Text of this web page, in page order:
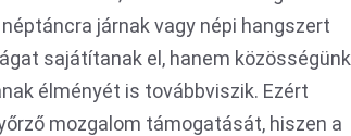
járnak vagy népi hangszert
sajátítanak el, hanem közösségünk
élményét is továbbviszik. Ezért
mozgalom támogatását, hiszen a